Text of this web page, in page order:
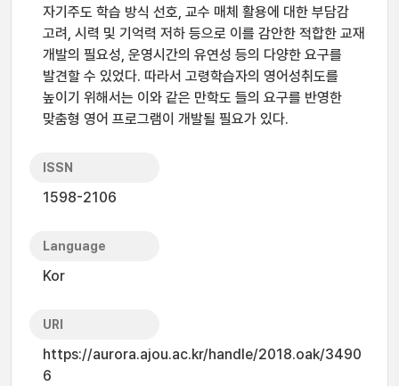
자기주도 학습 방식 선호, 교수 매체 활용에 대한 부담감
고려, 시력 및 기억력 저하 등으로 이를 감안한 적합한 교재
개발의 필요성, 운영시간의 유연성 등의 다양한 요구를
발견할 수 있었다. 따라서 고령학습자의 영어성취도를
높이기 위해서는 이와 같은 만학도 들의 요구를 반영한
맞춤형 영어 프로그램이 개발될 필요가 있다.
ISSN
1598-2106
Language
Kor
URI
https://aurora.ajou.ac.kr/handle/2018.oak/3490
6